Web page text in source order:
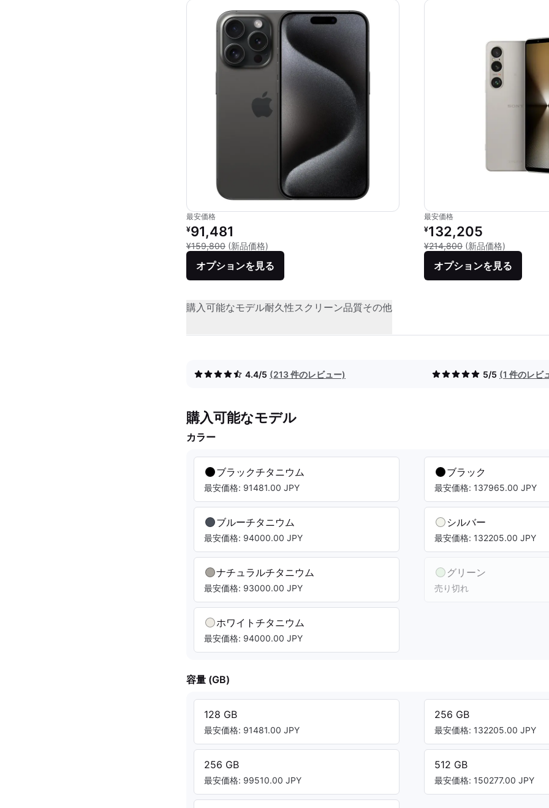
最安価格
リファービッシュ品の価格：
¥91,481
¥159,800 (新品価格)
オプションを見る
最安価格
リファービッシュ品の価格：
¥132,205
¥214,800 (新品価格)
オプションを見る
購入可能なモデル耐久性スクリーン品質その他
4.4/5 (213 件のレビュー) 5/5 (1 件のレビ
購入可能なモデル
カラー
ブラックチタニウム
最安価格: 91481.00 JPY
ブルーチタニウム
最安価格: 94000.00 JPY
ナチュラルチタニウム
最安価格: 93000.00 JPY
ホワイトチタニウム
最安価格: 94000.00 JPY
ブラック
最安価格: 137965.00 JPY
シルバー
最安価格: 132205.00 JPY
グリーン
売り切れ
容量 (GB)
128 GB
最安価格: 91481.00 JPY
256 GB
最安価格: 99510.00 JPY
256 GB
最安価格: 132205.00 JPY
512 GB
最安価格: 150277.00 JPY